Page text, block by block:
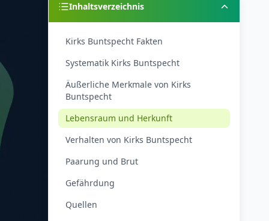
Inhaltsverzeichnis
Kirks Buntspecht Fakten
Systematik Kirks Buntspecht
Äußerliche Merkmale von Kirks
Buntspecht
Lebensraum und Herkunft
Verhalten von Kirks Buntspecht
Paarung und Brut
Gefährdung
Quellen